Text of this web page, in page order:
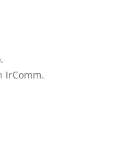
IrComm.